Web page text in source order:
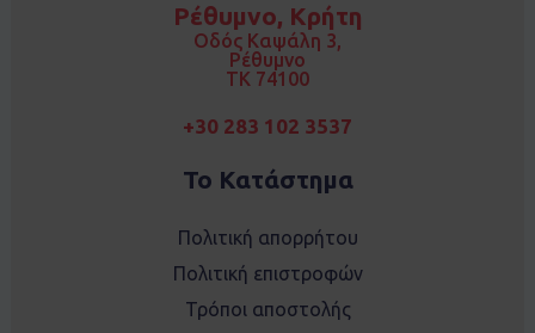
o
k
r
a
m
Ρέθυμνο, Κρήτη
Οδός Καψάλη 3,
Ρέθυμνο
TK 74100
+30 283 102 3537
Το Κατάστημα
Πολιτική απορρήτου
Πολιτική επιστροφών
Τρόποι αποστολής